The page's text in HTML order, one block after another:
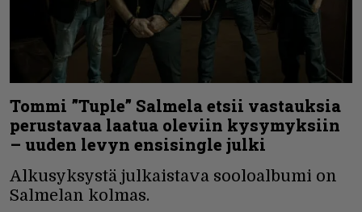
Tommi ”Tuple” Salmela etsii vastauksia
perustavaa laatua oleviin kysymyksiin
– uuden levyn ensisingle julki
Alkusyksystä julkaistava sooloalbumi on
Salmelan kolmas.